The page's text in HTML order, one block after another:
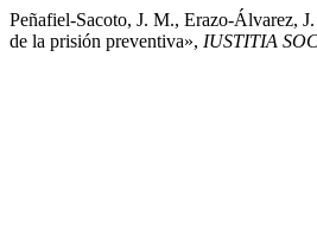
Peñafiel-Sacoto, J. M., Erazo-Álvarez,
de la prisión preventiva», IUSTITIA